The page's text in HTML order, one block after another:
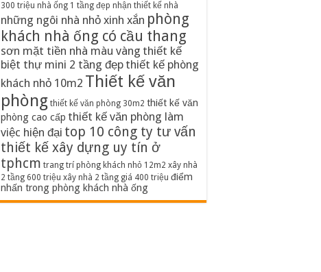
300 triệu nhà ống 1 tầng đẹp nhận thiết kế nhà
những ngôi nhà nhỏ xinh xắn phòng
khách nhà ống có cầu thang
sơn mặt tiền nhà màu vàng thiết kế
biệt thự mini 2 tầng đẹpthiết kế phòng
khách nhỏ 10m2 Thiết kế văn
phòng thiết kế văn phòng 30m2 thiết kế văn
phòng cao cấp thiết kế văn phòng làm
việc hiện đại top 10 công ty tư vấn
thiết kế xây dựng uy tín ở
tphcm trang trí phòng khách nhỏ 12m2 xây nhà
2 tầng 600 triệu xây nhà 2 tầng giá 400 triệu điểm
nhấn trong phòng khách nhà ống